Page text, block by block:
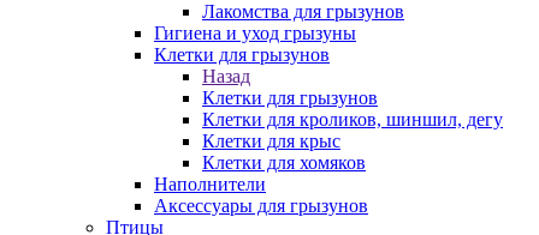
Лакомства для грызунов
Гигиена и уход грызуны
Клетки для грызунов
Назад
Клетки для грызунов
Клетки для кроликов, шиншил, дегу
Клетки для крыс
Клетки для хомяков
Наполнители
Аксессуары для грызунов
Птицы